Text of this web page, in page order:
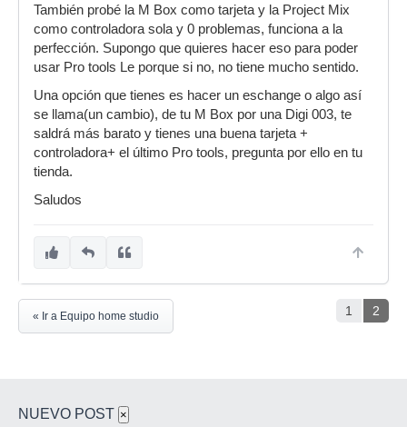
También probé la M Box como tarjeta y la Project Mix
como controladora sola y 0 problemas, funciona a la
perfección. Supongo que quieres hacer eso para poder
usar Pro tools Le porque si no, no tiene mucho sentido.
Una opción que tienes es hacer un eschange o algo así
se llama(un cambio), de tu M Box por una Digi 003, te
saldrá más barato y tienes una buena tarjeta +
controladora+ el último Pro tools, pregunta por ello en tu
tienda.
Saludos
1 2
« Ir a Equipo home studio
NUEVO POST ×